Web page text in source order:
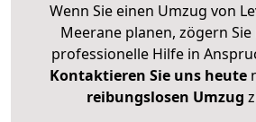
Wenn Sie einen Umzug von
Meerane planen, zögern
professionelle Hilfe in
Kontaktieren Sie uns heute
reibungslosen Umzug